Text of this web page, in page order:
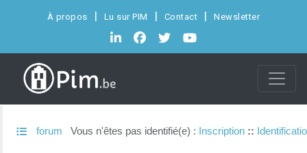
À propos Lu sur PIM Contact Newsletter
forum Vous n'êtes pas identifié(e) : Inscription ::